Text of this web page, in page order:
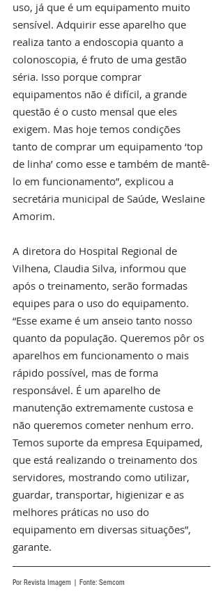
uso, já que é um equipamento muito
sensível. Adquirir esse aparelho que
realiza tanto a endoscopia quanto a
colonoscopia, é fruto de uma gestão
séria. Isso porque comprar
equipamentos não é difícil, a grande
questão é o custo mensal que eles
exigem. Mas hoje temos condições
tanto de comprar um equipamento ‘top
de linha’ como esse e também de mantê-
lo em funcionamento”, explicou a
secretária municipal de Saúde, Weslaine
Amorim.
A diretora do Hospital Regional de
Vilhena, Claudia Silva, informou que
após o treinamento, serão formadas
equipes para o uso do equipamento.
“Esse exame é um anseio tanto nosso
quanto da população. Queremos pôr os
aparelhos em funcionamento o mais
rápido possível, mas de forma
responsável. É um aparelho de
manutenção extremamente custosa e
não queremos cometer nenhum erro.
Temos suporte da empresa Equipamed,
que está realizando o treinamento dos
servidores, mostrando como utilizar,
guardar, transportar, higienizar e as
melhores práticas no uso do
equipamento em diversas situações”,
garante.
Por Revista Imagem | Fonte: Semcom